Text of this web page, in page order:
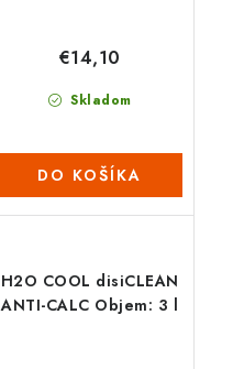
Skladom
€14,10
DO KOŠÍKA
H2O COOL disiCLEAN
ANTI-CALC Objem: 3 l